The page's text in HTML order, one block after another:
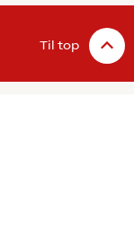
Til top